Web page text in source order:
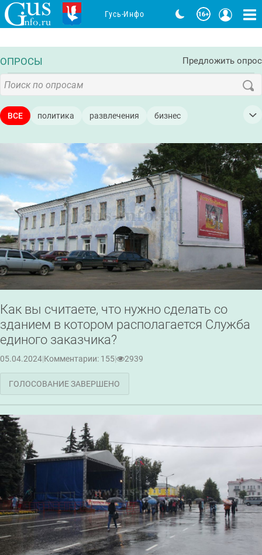
ОПРОСЫ Предложить опрос
ВСЕ политика развлечения
бизнес
Как вы считаете, что нужно сделать со
зданием в котором располагается Служба
единого заказчика?
05.04.2024|Комментарии: 155| 2939
ГОЛОСОВАНИЕ ЗАВЕРШЕНО
Гусь-Инфо